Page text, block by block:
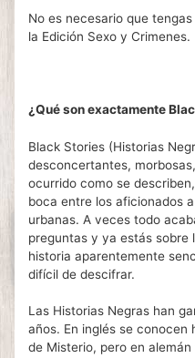
No es necesario que
la Edición Sexo y Crimenes.
¿Qué son exactamente
Black Stories (Historias
desconcertantes,
ocurrido como se
boca entre los aficionados
urbanas. A veces todo
preguntas y ya estás sobre
historia aparentemente
difícil de descifrar.
Las Historias Negras han
años. En inglés se
de Misterio, pero en